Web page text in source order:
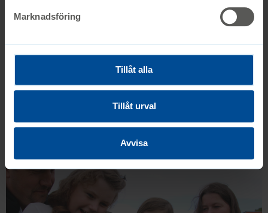
Marknadsföring
Tillåt alla
Tillåt urval
Avvisa